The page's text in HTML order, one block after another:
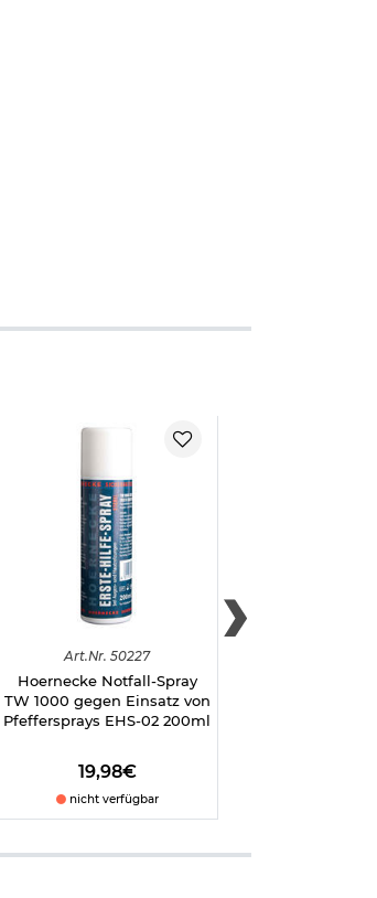
Art.Nr. 50227
Hoernecke Notfall-Spray
TW 1000 gegen Einsatz von
Pfeffersprays EHS-02 200ml
19,98€
nicht verfügbar